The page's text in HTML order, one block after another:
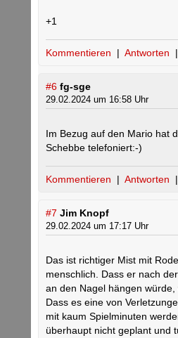
+1
Kommentieren | Antworten |
#6 fg-sge
29.02.2024 um 16:58 Uhr
Im Bezug auf den Mario hat
Schebbe telefoniert:-)
Kommentieren | Antworten |
#7 Jim Knopf
29.02.2024 um 17:17 Uhr
Das ist richtiger Mist mit
menschlich. Dass er nach
an den Nagel hängen würde,
Dass es eine von
mit kaum Spielminuten
überhaupt nicht geplant und